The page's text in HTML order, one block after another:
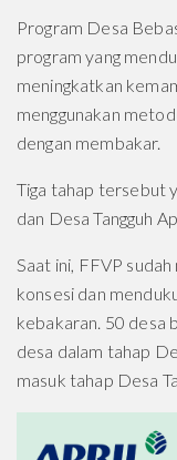
Program Desa
program yang
meningkatkan
menggunakan
dengan membakar.
Tiga tahap tersebut
dan Desa Tangguh
Saat ini, FFVP
konsesi dan
kebakaran. 50 desa
desa dalam tahap
masuk tahap Desa